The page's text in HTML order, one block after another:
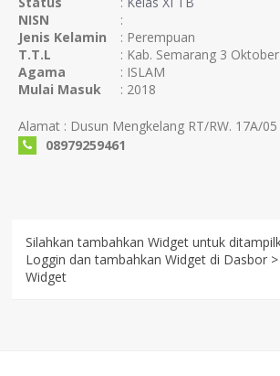
NISN
:
Jenis Kelamin
: Perempuan
T.T.L
: Kab. Semarang 3
Agama
: ISLAM
Mulai Masuk
: 2018
Alamat : Dusun Mengkelang RT/RW. 17A/05
08979259461
Silahkan tambahkan Widget untuk
Loggin dan tambahkan Widget di Dasbor
Widget